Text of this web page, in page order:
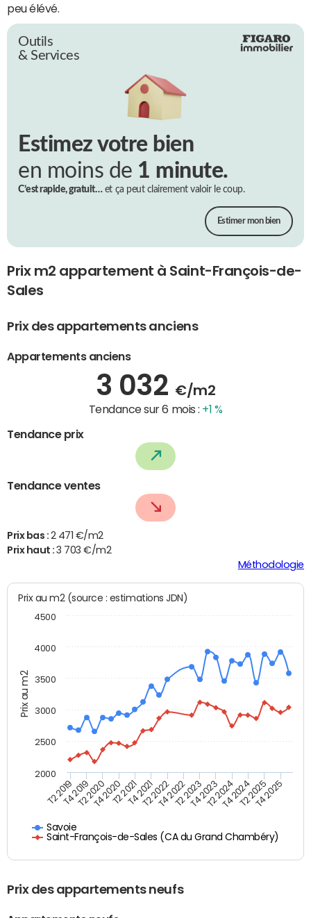
peu élévé.
Outils
& Services
Estimez votre bien
en moins de 1 minute.
C’est rapide, gratuit…et ça peut clairement valoir le coup.
Estimer mon bien
Prix m2 appartement à Saint-François-de-
Sales
Prix des appartements anciens
Appartements anciens
3 032 €/m2
Tendance sur 6 mois : +1 %
Tendance prix
Tendance ventes
Prix bas : 2 471 €/m2
Prix haut :3 703 €/m2
Méthodologie
Prix au m2
Prix au m2 (source : estimations JDN)
Savoie
Saint-François-de-Sales (CA du Grand Chambéry)
T2 2019T4 2019T2 2020T4 2020T2 2021T4 2021T2 2022T4 2022T2 2023T4 2023T2 2024T4 2024T2 2025T4 2025
2000
2500
3000
3500
4000
4500
Prix des appartements neufs